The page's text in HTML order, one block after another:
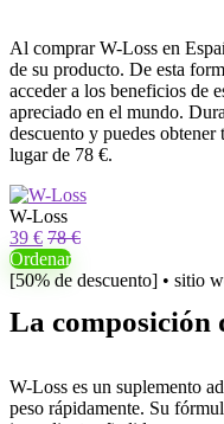
Al comprar W-Loss en
de su producto. De esta
acceder a los beneficios de
apreciado en el mundo.
descuento y puedes
lugar de 78 €.
W-Loss
39 € 78 €
Ordenar
[50% de descuento] • sitio
La composición
W-Loss es un suplemento
peso rápidamente. Su